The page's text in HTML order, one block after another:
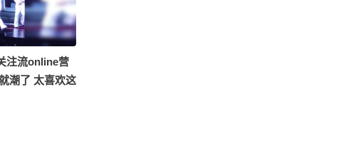
结侠
注流online营
潮了 太喜欢这